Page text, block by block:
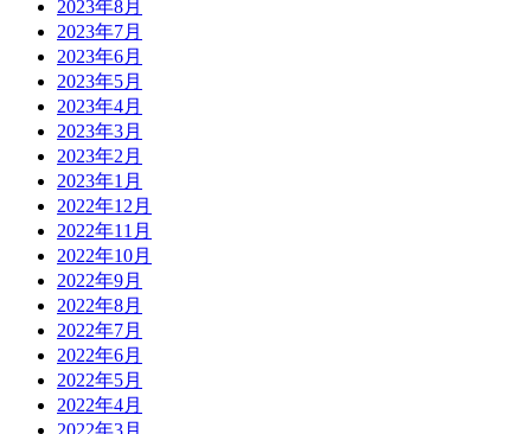
2023年8月
2023年7月
2023年6月
2023年5月
2023年4月
2023年3月
2023年2月
2023年1月
2022年12月
2022年11月
2022年10月
2022年9月
2022年8月
2022年7月
2022年6月
2022年5月
2022年4月
2022年3月